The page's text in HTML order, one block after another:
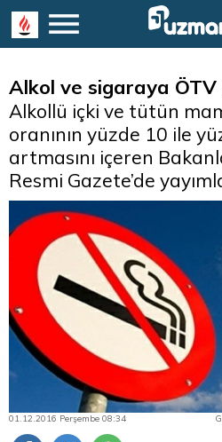
Alkol ve sigaraya ÖTV
Alkollü içki ve tütün
oranının yüzde 10 ile
artmasını içeren
Resmi Gazete’de
01.12.2016 Perşembe 08:34